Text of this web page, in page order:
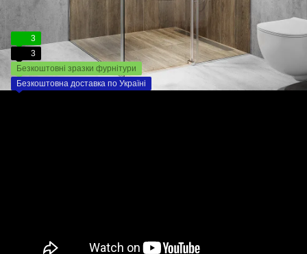
3
3
Безкоштовні зразки фурнітури
Безкоштовна доставка по Україні